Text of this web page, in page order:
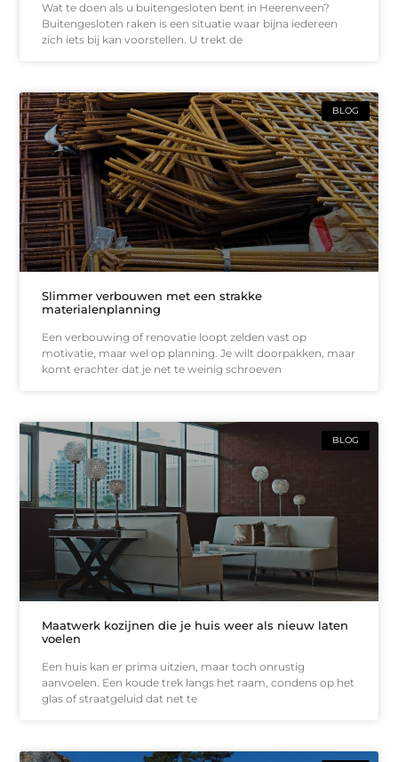
Wat te doen als u buitengesloten bent in Heerenveen?
Buitengesloten raken is een situatie waar bijna iedereen
zich iets bij kan voorstellen. U trekt de
BLOG
Slimmer verbouwen met een strakke
materialenplanning
Een verbouwing of renovatie loopt zelden vast op
motivatie, maar wel op planning. Je wilt doorpakken, maar
komt erachter dat je net te weinig schroeven
BLOG
Maatwerk kozijnen die je huis weer als nieuw laten
voelen
Een huis kan er prima uitzien, maar toch onrustig
aanvoelen. Een koude trek langs het raam, condens op het
glas of straatgeluid dat net te